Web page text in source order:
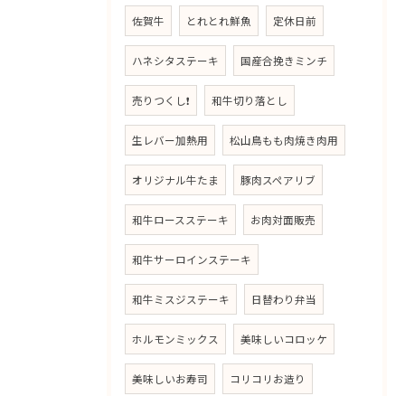
佐賀牛 とれとれ鮮魚 定休日前
ハネシタステーキ 国産合挽きミンチ
売りつくし❗ 和牛切り落とし
生レバー加熱用 松山鳥もも肉焼き肉用
オリジナル牛たま 豚肉スペアリブ
和牛ロースステーキ お肉対面販売
和牛サーロインステーキ
和牛ミスジステーキ 日替わり弁当
ホルモンミックス 美味しいコロッケ
美味しいお寿司 コリコリお造り